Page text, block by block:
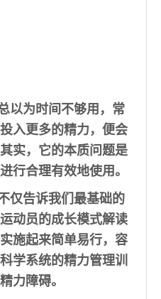
以为时间不够用，常
入更多的精力，便会
实，它的本质问题是
行合理有效地使用。
仅告诉我们最基础的
动员的成长模式解读
施起来简单易行，容
学系统的精力管理训
力障碍。